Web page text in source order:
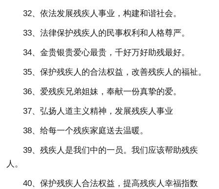
32、依法发展残疾人事业，构建和谐社会。
33、法律保护残疾人的民事权利和人格尊严。
34、金贵银贵爱心最贵，千好万好助残最好。
35、保护残疾人的合法权益，改善残疾人的福祉。
36、爱残疾兄弟姐妹，奉献一份真挚的爱。
37、弘扬人道主义精神，发展残疾人事业
38、给每一个残疾家庭送去温暖。
39、残疾人是我们中的一员。我们应该帮助残疾
人。
40、保护残疾人合法权益，提高残疾人幸福指数